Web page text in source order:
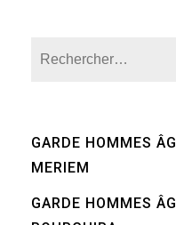
GARDE HOMMES
MERIEM
GARDE HOMMES